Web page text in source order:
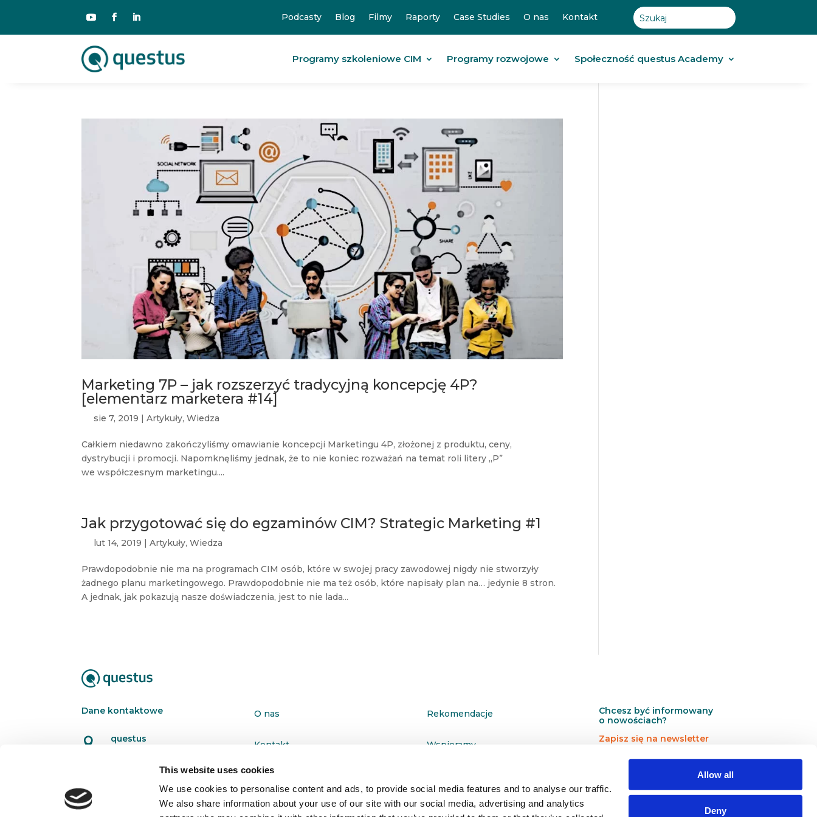
This website uses cookies
We use cookies to personalise content and ads, to provide social media features and to analyse our traffic.
We also share information about your use of our site with our social media, advertising and analytics
Allow all
Deny
Podcasty Blog Filmy Raporty Case Studies O nas Kontakt
Programy szkoleniowe CIM Programy rozwojowe Społeczność questus Academy
Marketing 7P – jak rozszerzyć tradycyjną koncepcję 4P?
[elementarz marketera #14]
sie 7, 2019 |Artykuły,Wiedza
Całkiem niedawno zakończyliśmy omawianie koncepcji Marketingu 4P, złożonej z produktu, ceny,
dystrybucji i promocji. Napomknęliśmy jednak, że to nie koniec rozważań na temat roli litery „P”
we współczesnym marketingu....
Jak przygotować się do egzaminów CIM? Strategic Marketing #1
lut 14, 2019 |Artykuły,Wiedza
Prawdopodobnie nie ma na programach CIM osób, które w swojej pracy zawodowej nigdy nie stworzyły
żadnego planu marketingowego. Prawdopodobnie nie ma też osób, które napisały plan na… jedynie 8 stron.
A jednak, jak pokazują nasze doświadczenia, jest to nie lada...
Dane kontaktowe

questus
91-811 Łódź
 601 098 038
 questus@questus.pl
O nas
Kontakt
Polityka prywatności
Rekomendacje
Wspieramy
Chcesz być informowany
o nowościach?
Zapisz się na newsletter
w
l
w
l